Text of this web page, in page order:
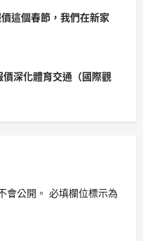
這個春節，我們在新家
深化體育交通（國際觀
會公開。 必填欄位標示為